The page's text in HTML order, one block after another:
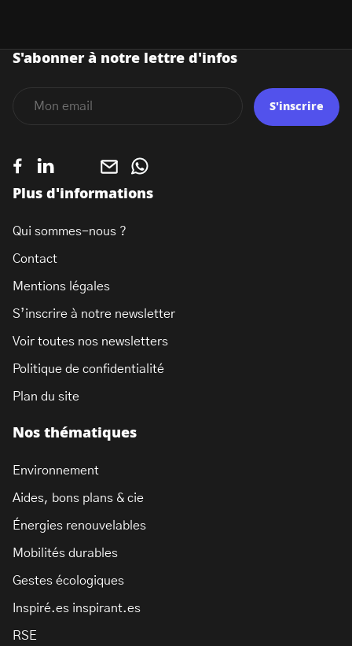
Nos thématiques
Environnement
Aides, bons plans & cie
Énergies renouvelables
Mobilités durables
Gestes écologiques
Inspiré.es inspirant.es
RSE
Plus d'informations
Qui sommes-nous ?
Contact
Mentions légales
S’inscrire à notre newsletter
Voir toutes nos newsletters
Politique de confidentialité
Plan du site
S'abonner à notre lettre d'infos
S'inscrire